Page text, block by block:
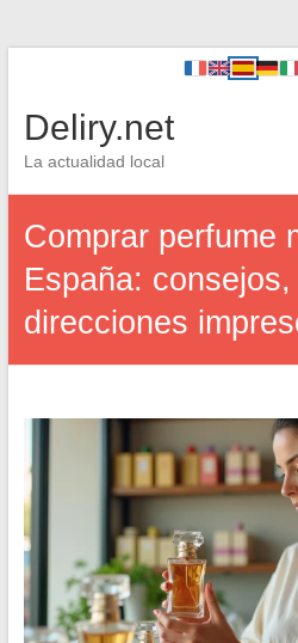
Deliry.net
La actualidad local
Comprar perfume
España:
direcciones